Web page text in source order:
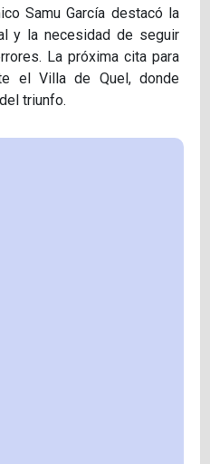
Samu García destacó la
y la necesidad de seguir
La próxima cita para
el Villa de Quel, donde
triunfo.